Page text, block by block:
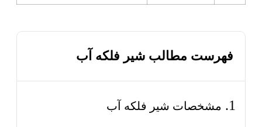
فهرست مطالب شیر فلکه آب
مشخصات شیر فلکه آب